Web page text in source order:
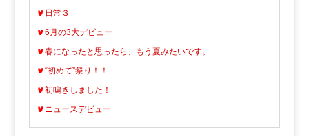
日常３
6月の3大デビュー
春になったと思ったら、もう夏みたいです。
“初めて”祭り！！
初鳴きしました！
ニュースデビュー